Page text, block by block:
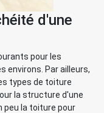
d'une
pour les
environs. Par ailleurs,
types de toiture
la structure d'une
peu la toiture pour